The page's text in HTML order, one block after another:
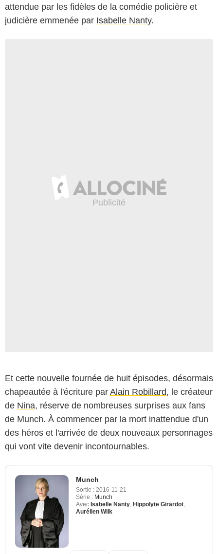
attendue par les fidèles de la comédie policière et
judicière emmenée par Isabelle Nanty.
Et cette nouvelle fournée de huit épisodes, désormais
chapeautée à l'écriture par Alain Robillard, le créateur
de Nina, réserve de nombreuses surprises aux fans
de Munch. À commencer par la mort inattendue d'un
des héros et l'arrivée de deux nouveaux personnages
qui vont vite devenir incontournables.
Munch
Sortie : 2016-11-21
Série : Munch
Avec Isabelle Nanty Hippolyte Girardot
Aurélien Wiik